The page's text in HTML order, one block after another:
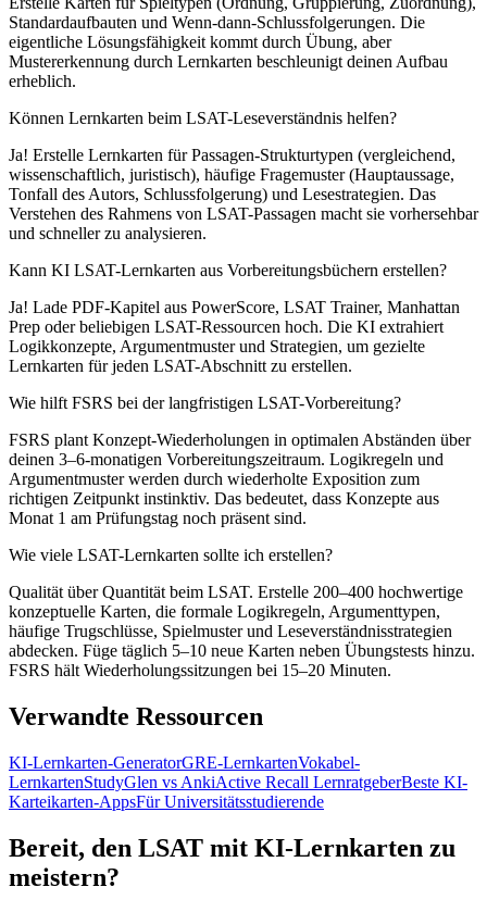
Standardaufbauten und Wenn-dann-Schlussfolgerungen. Die
eigentliche Lösungsfähigkeit kommt durch Übung, aber
Mustererkennung durch Lernkarten beschleunigt deinen Aufbau
erheblich.
Können Lernkarten beim LSAT-Leseverständnis helfen?
Ja! Erstelle Lernkarten für Passagen-Strukturtypen (vergleichend,
wissenschaftlich, juristisch), häufige Fragemuster (Hauptaussage,
Tonfall des Autors, Schlussfolgerung) und Lesestrategien. Das
Verstehen des Rahmens von LSAT-Passagen macht sie vorhersehbar
und schneller zu analysieren.
Kann KI LSAT-Lernkarten aus Vorbereitungsbüchern erstellen?
Ja! Lade PDF-Kapitel aus PowerScore, LSAT Trainer, Manhattan
Prep oder beliebigen LSAT-Ressourcen hoch. Die KI extrahiert
Logikkonzepte, Argumentmuster und Strategien, um gezielte
Lernkarten für jeden LSAT-Abschnitt zu erstellen.
Wie hilft FSRS bei der langfristigen LSAT-Vorbereitung?
FSRS plant Konzept-Wiederholungen in optimalen Abständen über
deinen 3–6-monatigen Vorbereitungszeitraum. Logikregeln und
Argumentmuster werden durch wiederholte Exposition zum
richtigen Zeitpunkt instinktiv. Das bedeutet, dass Konzepte aus
Monat 1 am Prüfungstag noch präsent sind.
Wie viele LSAT-Lernkarten sollte ich erstellen?
Qualität über Quantität beim LSAT. Erstelle 200–400 hochwertige
konzeptuelle Karten, die formale Logikregeln, Argumenttypen,
häufige Trugschlüsse, Spielmuster und Leseverständnisstrategien
abdecken. Füge täglich 5–10 neue Karten neben Übungstests hinzu.
FSRS hält Wiederholungssitzungen bei 15–20 Minuten.
Verwandte Ressourcen
KI-Lernkarten-GeneratorGRE-LernkartenVokabel-
LernkartenStudyGlen vs AnkiActive Recall LernratgeberBeste KI-
Karteikarten-AppsFür Universitätsstudierende
Bereit, den LSAT mit KI-Lernkarten zu
meistern?